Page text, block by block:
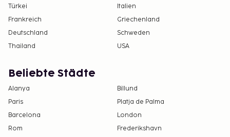
Mitzubringen oder mieten, € /Pers/Paar.
Kurtaxe/Aufwand für Umweltsanierungen wird vor
5 Stockwerke, Aufzug.
zeitpunkt: 10:00.
Türkei
Italien
Frankreich
Griechenland
Deutschland
Schweden
Thailand
USA
Beliebte Städte
Alanya
Billund
Paris
Platja de Palma
Barcelona
London
Rom
Frederikshavn